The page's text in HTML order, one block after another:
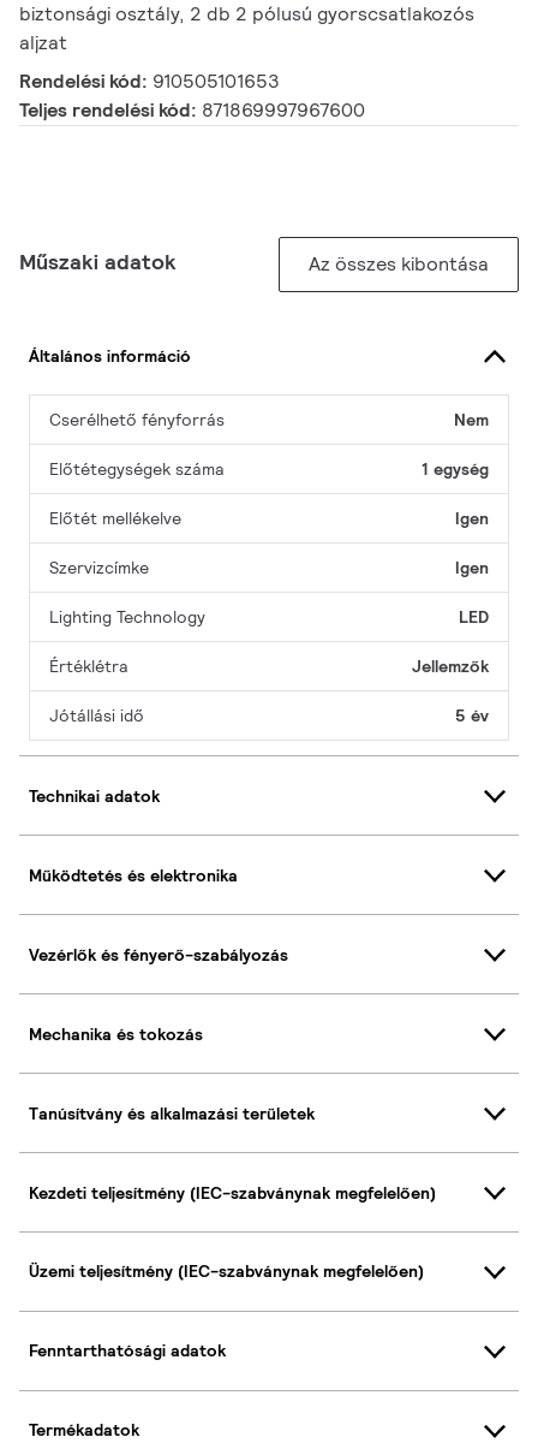
biztonsági osztály, 2 db 2 pólusú gyorscsatlakozós
aljzat
Rendelési kód: 910505101653
Teljes rendelési kód: 871869997967600
Műszaki adatok Az összes kibontása
Általános információ
Cserélhető fényforrás Nem
Előtétegységek száma 1 egység
Előtét mellékelve Igen
Szervizcímke Igen
Lighting Technology LED
Értéklétra Jellemzők
Jótállási idő 5 év
Technikai adatok
Működtetés és elektronika
Vezérlők és fényerő-szabályozás
Mechanika és tokozás
Tanúsítvány és alkalmazási területek
Kezdeti teljesítmény (IEC-szabványnak megfelelően)
Üzemi teljesítmény (IEC-szabványnak megfelelően)
Fenntarthatósági adatok
Termékadatok